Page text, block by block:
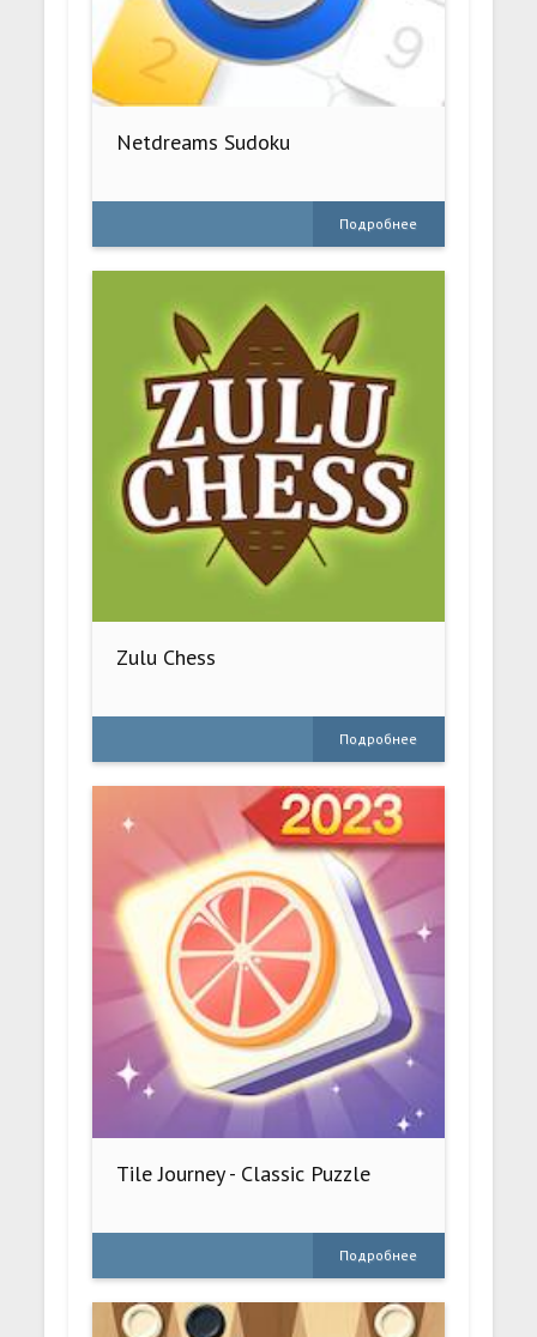
Netdreams Sudoku
Подробнее
Zulu Chess
Подробнее
Tile Journey - Classic Puzzle
Подробнее